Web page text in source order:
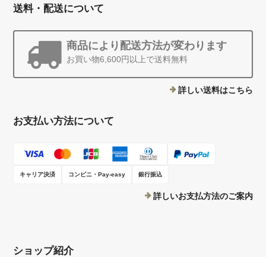
送料・配送について
商品により配送方法が変わります
お買い物6,600円以上で送料無料
詳しい送料はこちら
お支払い方法について
キャリア決済 コンビニ・Pay-easy 銀行振込
詳しいお支払方法のご案内
ショップ紹介